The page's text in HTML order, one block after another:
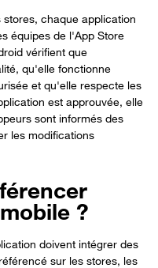
chaque application
équipes de l'App Store
vérifient que
qu'elle fonctionne
et qu'elle respecte les
est approuvée, elle
sont informés des
les modifications
?
doivent intégrer des
sur les stores, les